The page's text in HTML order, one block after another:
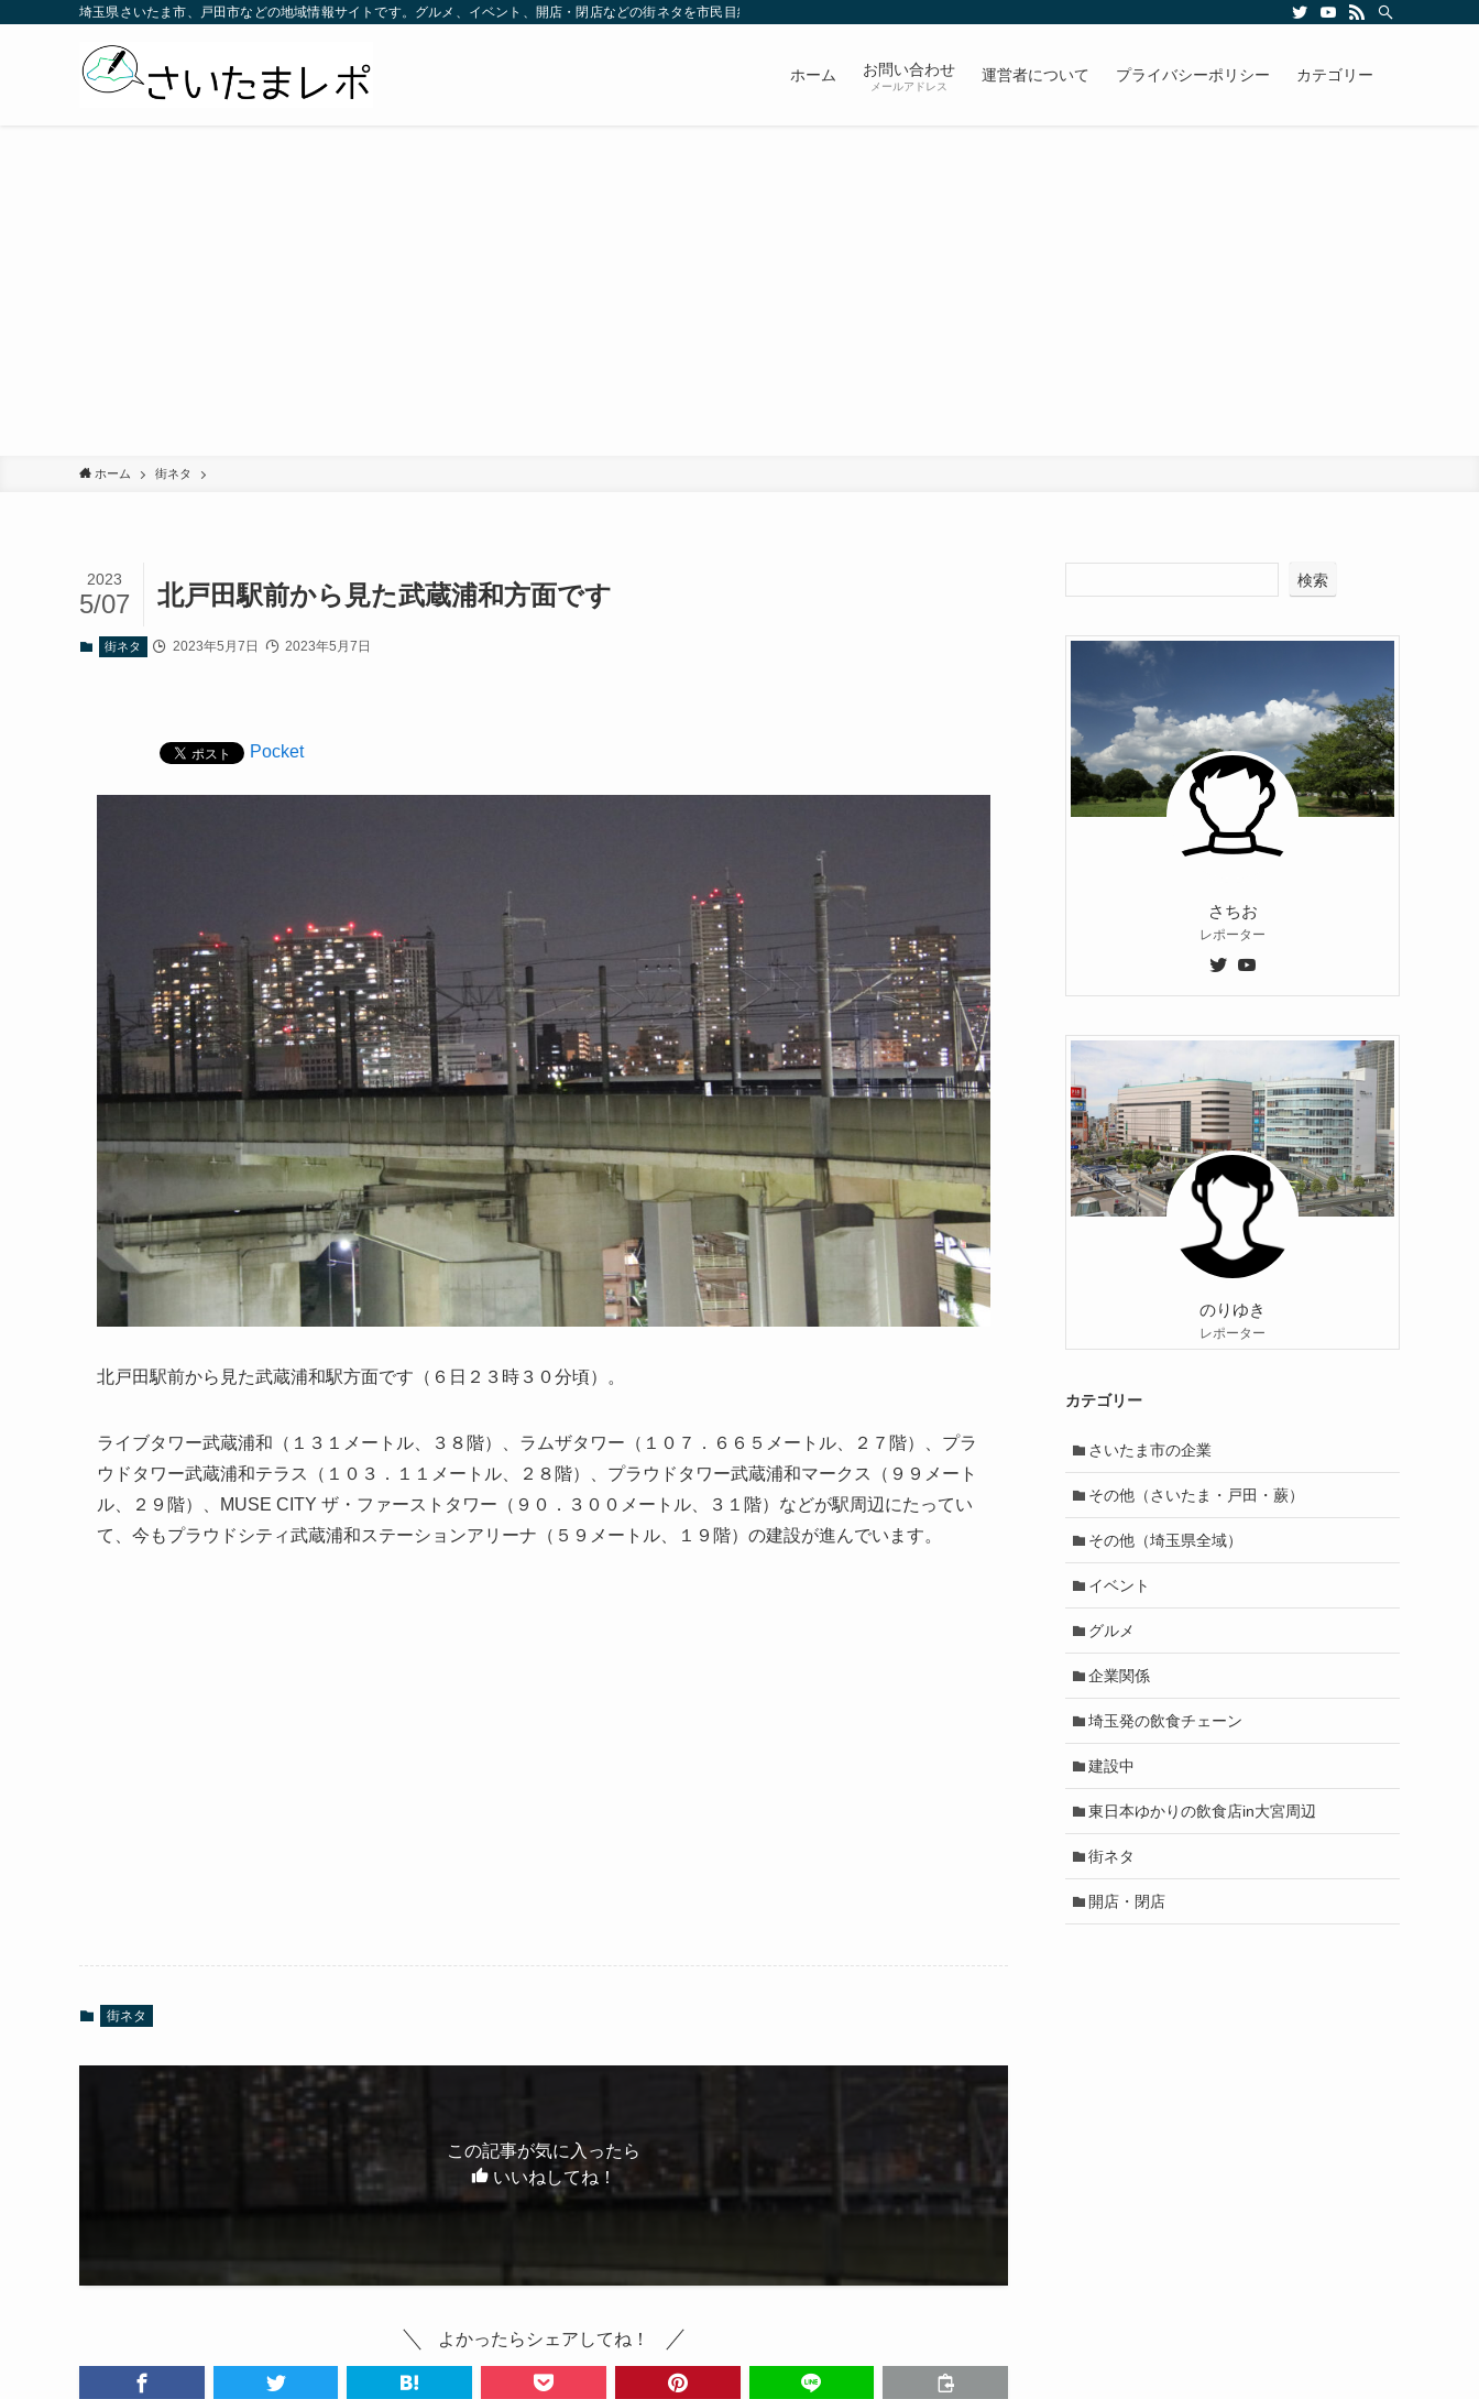
埼玉県さいたま市、戸田市などの地域情報サイトです。グルメ、イベント、開店・閉店などの街ネタを市民目線で発信していきます。
ホーム お問い合わせ
メールアドレス
運営者について プライバシーポリシー カテゴリー
ホーム 街ネタ
北戸田駅前から見た武蔵浦和方面です
2023
5/07
街ネタ 2023年5月7日 2023年5月7日
Pocket
北戸田駅前から見た武蔵浦和駅方面です（６日２３時３０分頃）。
ライブタワー武蔵浦和（１３１メートル、３８階）、ラムザタワー（１０７．６６５メートル、２７階）、プラ
ウドタワー武蔵浦和テラス（１０３．１１メートル、２８階）、プラウドタワー武蔵浦和マークス（９９メート
ル、２９階）、MUSE CITY ザ・ファーストタワー（９０．３００メートル、３１階）などが駅周辺にたってい
て、今もプラウドシティ武蔵浦和ステーションアリーナ（５９メートル、１９階）の建設が進んでいます。
街ネタ
この記事が気に入ったら
いいねしてね！
よかったらシェアしてね！
検索
さちお
レポーター
のりゆき
レポーター
カテゴリー
さいたま市の企業
その他（さいたま・戸田・蕨）
その他（埼玉県全域）
イベント
グルメ
企業関係
埼玉発の飲食チェーン
建設中
東日本ゆかりの飲食店in大宮周辺
街ネタ
開店・閉店